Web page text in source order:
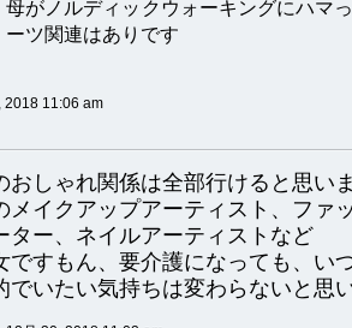
母がノルディックウォーキングにハマ
ーツ関連はありです
2018 11:06 am
おしゃれ関係は全部行けると思い
メイクアップアーティスト、ファ
ター、ネイルアーティストなど
ですもん、要介護になっても、い
でいたい気持ちは変わらないと思